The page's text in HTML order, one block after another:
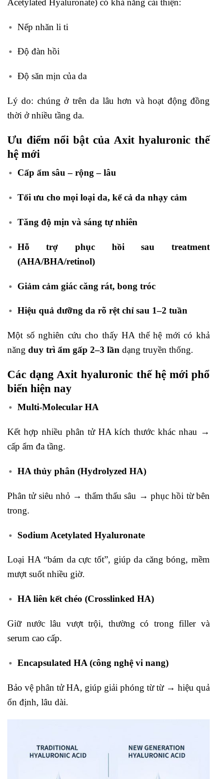
Acetylated Hyaluronate) có khả năng cải thiện:
Nếp nhăn li ti
Độ đàn hồi
Độ săn mịn của da
Lý do: chúng ở trên da lâu hơn và hoạt động đồng
thời ở nhiều tầng da.
Ưu điểm nổi bật của Axit hyaluronic thế
hệ mới
Cấp ẩm sâu – rộng – lâu
Tối ưu cho mọi loại da, kể cả da nhạy cảm
Tăng độ mịn và sáng tự nhiên
Hỗ trợ phục hồi sau treatment
(AHA/BHA/retinol)
Giảm cảm giác căng rát, bong tróc
Hiệu quả dưỡng da rõ rệt chỉ sau 1–2 tuần
Một số nghiên cứu cho thấy HA thế hệ mới có khả
năng duy trì ẩm gấp 2–3 lần dạng truyền thống.
Các dạng Axit hyaluronic thế hệ mới phổ
biến hiện nay
Multi-Molecular HA
Kết hợp nhiều phân tử HA kích thước khác nhau →
cấp ẩm đa tầng.
HA thủy phân (Hydrolyzed HA)
Phân tử siêu nhỏ → thẩm thấu sâu → phục hồi từ bên
trong.
Sodium Acetylated Hyaluronate
Loại HA “bám da cực tốt”, giúp da căng bóng, mềm
mượt suốt nhiều giờ.
HA liên kết chéo (Crosslinked HA)
Giữ nước lâu vượt trội, thường có trong filler và
serum cao cấp.
Encapsulated HA (công nghệ vi nang)
Bảo vệ phân tử HA, giúp giải phóng từ từ → hiệu quả
ổn định, lâu dài.